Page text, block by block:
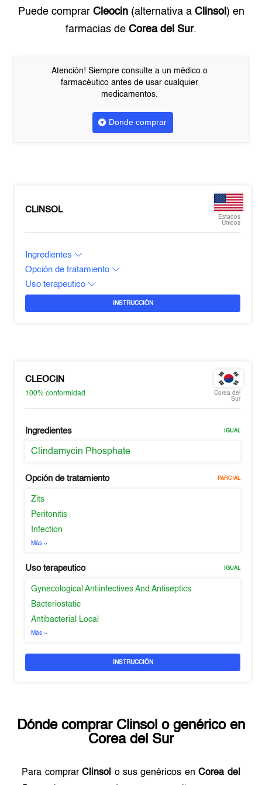
Puede comprar Cleocin(alternativa a Clinsol ) en
farmacias de Corea del Sur.
Atención! Siempre consulte a un médico o
farmacéutico antes de usar cualquier
medicamentos.
Donde comprar
CLINSOL
Estados
Unidos
Ingredientes
Opción de tratamiento
Uso terapeutico
INSTRUCCIÓN
CLEOCIN
100%conformidad
Corea del
Sur
Ingredientes IGUAL
Clindamycin Phosphate
Opción de tratamiento PARCIAL
Zits
Peritonitis
Infection
Más
Uso terapeutico IGUAL
Gynecological Antiinfectives And Antiseptics
Bacteriostatic
Antibacterial Local
Más
INSTRUCCIÓN
Dónde comprar Clinsol o genérico en
Corea del Sur
Para comprarClinsol o sus genéricos enCorea del